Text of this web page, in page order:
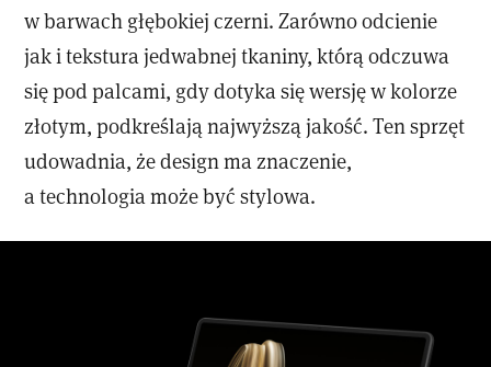
w barwach głębokiej czerni. Zarówno odcienie
jak i tekstura jedwabnej tkaniny, którą odczuwa
się pod palcami, gdy dotyka się wersję w kolorze
złotym, podkreślają najwyższą jakość. Ten sprzęt
udowadnia, że design ma znaczenie,
a technologia może być stylowa.